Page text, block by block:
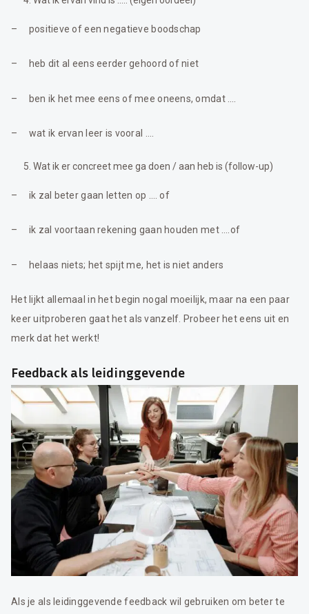
– positieve of een negatieve boodschap
– heb dit al eens eerder gehoord of niet
– ben ik het mee eens of mee oneens, omdat ….
– wat ik ervan leer is vooral ….
Wat ik er concreet mee ga doen / aan heb is (follow-up)
– ik zal beter gaan letten op …. of
– ik zal voortaan rekening gaan houden met ….of
– helaas niets; het spijt me, het is niet anders
Het lijkt allemaal in het begin nogal moeilijk, maar na een paar
keer uitproberen gaat het als vanzelf. Probeer het eens uit en
merk dat het werkt!
Feedback als leidinggevende
Als je als leidinggevende feedback wil gebruiken om beter te